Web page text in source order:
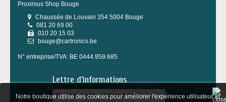
Notre boutique utilise des cookies pour améliorer l'expérience utilisateur et
Proximus Shop Bouge
Chaussée de Louvain 354 5004 Bouge
081 20 69 00
010 20 15 03
bouge@cartronics.be
N° entreprise/TVA: BE 0444.959.685
Lettre d'informations